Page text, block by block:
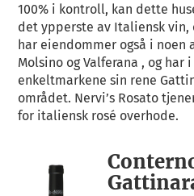
100% i kontroll, kan dette
det ypperste av Italiensk vin,
har eiendommer også i noen
Molsino og Valferana , og
enkeltmarkene sin rene
området. Nervi’s Rosato
for italiensk rosé overhode.